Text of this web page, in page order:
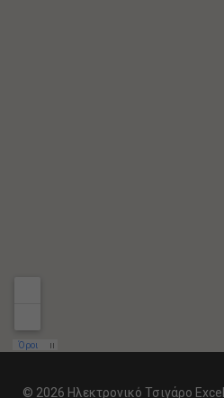
© 2026 Ηλεκτρονικό Τσιγάρο Excel.